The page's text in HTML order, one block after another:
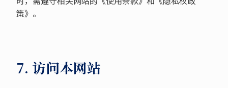
策》。
7. 访问本网站